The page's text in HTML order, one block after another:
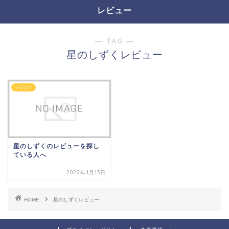
レビュー
― TAG ―
星のしずくレビュー
レビュー
星のしずくのレビューを探し
ている人へ
2022年4月13日
HOME 星のしずくレビュー